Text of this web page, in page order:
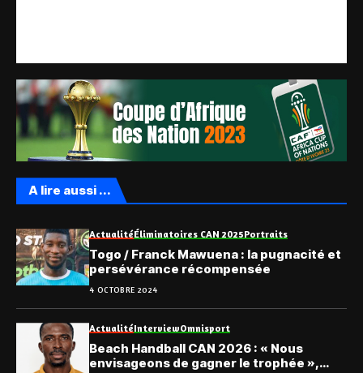
A lire aussi ...
ActualitéÉliminatoires CAN 2025Portraits
Togo / Franck Mawuena : la pugnacité et
persévérance récompensée
4 OCTOBRE 2024
ActualitéInterviewOmnisport
Beach Handball CAN 2026 : « Nous
envisageons de gagner le trophée »,